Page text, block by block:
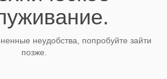
неудобства, попробуйте зайти
позже.